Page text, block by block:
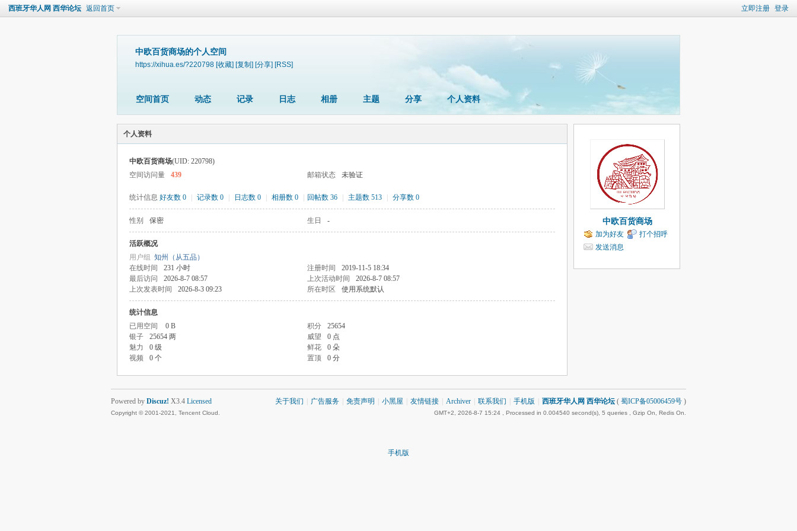
立即注册 登录
西班牙华人网 西华论坛 返回首页
中欧百货商场的个人空间
https://xihua.es/?220798 [收藏] [复制] [分享] [RSS]
空间首页 动态 记录 日志 相册 主题 分享 个人资料
个人资料
中欧百货商场(UID: 220798)
空间访问量
439 邮箱状态 未验证
统计信息 好友数 0 记录数 0 日志数 0 相册数 0 回帖数 36 主题数 513 分享数 0
性别 保密 生日 -
活跃概况
用户组 知州（从五品）
在线时间
231 小时 注册时间
2019-11-5 18:34
最后访问
2026-8-7 08:57 上次活动时间
2026-8-7 08:57
上次发表时间
2026-8-3 09:23 所在时区 使用系统默认
统计信息
已用空间
0 B 积分
25654
银子
25654 两 威望
0 点
魅力
0 级 鲜花
0 朵
视频
0 个 置顶 0 分
中欧百货商场
加为好友
打个招呼
发送消息
关于我们 广告服务 免责声明 小黑屋 友情链接 Archiver 联系我们 手机版 西班牙华人网 西华论坛 ( 蜀ICP备05006459号 )
GMT+2, 2026-8-7 15:24 , Processed in 0.004540 second(s), 5 queries , Gzip On, Redis On.
Powered by Discuz! X3.4 Licensed
Copyright © 2001-2021, Tencent Cloud.
手机版